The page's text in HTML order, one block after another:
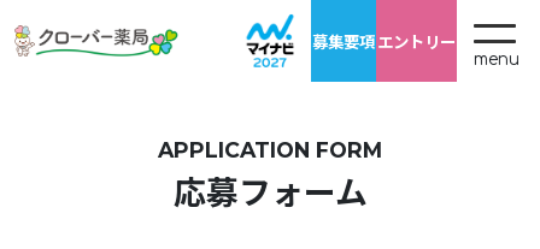
募集要項エントリー
menu
APPLICATION FORM
応募フォーム